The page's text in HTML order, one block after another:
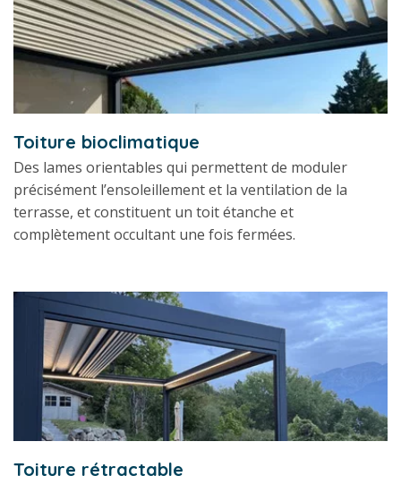
Toiture bioclimatique
Des lames orientables qui permettent de moduler
précisément l’ensoleillement et la ventilation de la
terrasse, et constituent un toit étanche et
complètement occultant une fois fermées.
Toiture rétractable